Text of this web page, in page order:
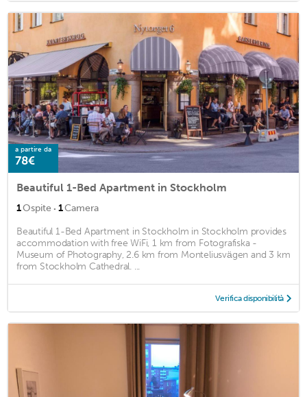
a partire da
78€
Beautiful 1-Bed Apartment in Stockholm
1Ospite · 1Camera
Beautiful 1-Bed Apartment in Stockholm in Stockholm provides
accommodation with free WiFi, 1 km from Fotografiska -
Museum of Photography, 2.6 km from Monteliusvägen and 3 km
from Stockholm Cathedral. ...
Verifica disponibilità